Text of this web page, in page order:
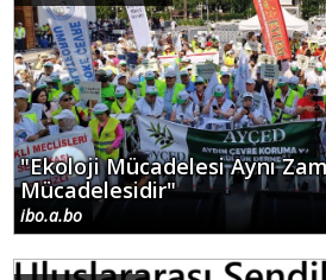
"Ekoloji Mücadelesi Aynı
Mücadelesidir"
ibo.a.bo